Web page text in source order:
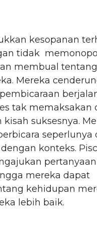
kesopanan
tidak
membual
Mereka
tak memaksakan
suksesnya.
seperlunya
konteks.
mereka dapat
kehidupan
lebih baik.